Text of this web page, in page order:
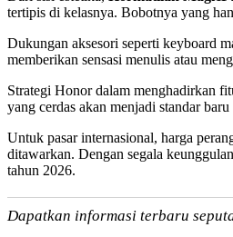
tertipis di kelasnya. Bobotnya yang
Dukungan aksesori seperti keyboard
memberikan sensasi menulis atau
Strategi Honor dalam menghadirkan
yang cerdas akan menjadi standar
Untuk pasar internasional, harga
ditawarkan. Dengan segala
tahun 2026.
Dapatkan informasi terbaru